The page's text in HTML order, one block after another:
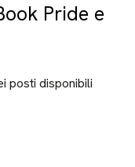
Pride e
posti disponibili